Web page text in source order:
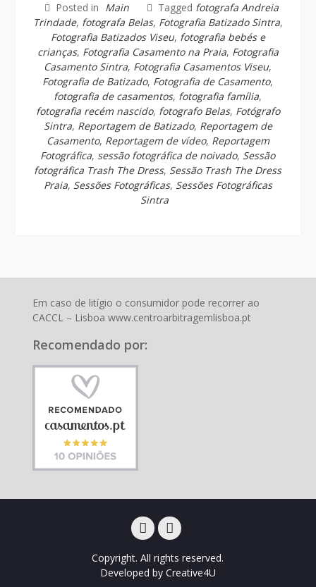
Posted in Main Tagged fotografa Andreia
Trindade, fotografa Belas, Fotografia Batizado Sintra,
Fotografia Batizados Viseu, fotografia bebés e
crianças, Fotografia Casamento na Praia, Fotografia
Casamento Sintra, Fotografia Casamentos Viseu,
Fotografia de Batizado, Fotografia de Casamento,
fotografia de casamentos, fotografia família,
fotografia recém nascido, fotografo Belas, Fotógrafo
Sintra, Reportagem de Batizado, Reportagem de
Casamento, Reportagem de vídeo, Reportagem
Fotográfica, sessão fotográfica de noivado, Sessão
fotográfica Trash The Dress, Sessão Trash The Dress
Praia, Sessões Fotográficas, Sessões Fotográficas
Sintra
Em caso de litígio o consumidor pode recorrer ao
CACCL – Lisboa www.centroarbitragemlisboa.pt
Recomendado por:
Copyright. All rights reserved.
Developed by Creative4U